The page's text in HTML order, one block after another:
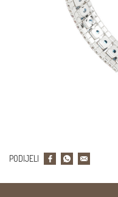
PODIJELI